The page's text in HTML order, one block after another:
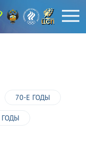
70-Е ГОДЫ
ГОДЫ